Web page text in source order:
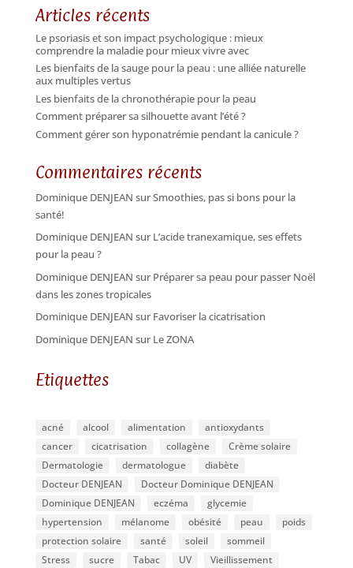
Articles récents
Le psoriasis et son impact psychologique : mieux
comprendre la maladie pour mieux vivre avec
Les bienfaits de la sauge pour la peau : une alliée naturelle
aux multiples vertus
Les bienfaits de la chronothérapie pour la peau
Comment préparer sa silhouette avant l’été ?
Comment gérer son hyponatrémie pendant la canicule ?
Commentaires récents
Dominique DENJEAN surSmoothies, pas si bons pour la
santé!
Dominique DENJEAN surL’acide tranexamique, ses effets
pour la peau ?
Dominique DENJEAN surPréparer sa peau pour passer Noël
dans les zones tropicales
Dominique DENJEAN surFavoriser la cicatrisation
Dominique DENJEAN surLe ZONA
Etiquettes
acné alcool alimentation
antioxydants
cancer
cicatrisation collagène
Crème solaire
Dermatologie
dermatologue
diabète
Docteur DENJEAN
Docteur Dominique DENJEAN
Dominique DENJEAN
eczéma
glycemie
hypertension
mélanome obésité peau
poids
protection solaire
santé soleil
sommeil
Stress
sucre Tabac UV Vieillissement